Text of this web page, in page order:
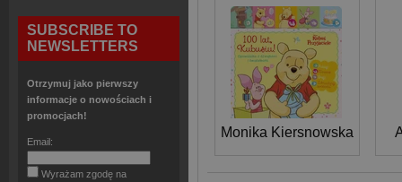
SUBSCRIBE TO
NEWSLETTERS
Otrzymuj jako pierwszy
informacje o nowościach i
promocjach!
Email:
Wyrażam zgodę na
Monika Kiersnowska